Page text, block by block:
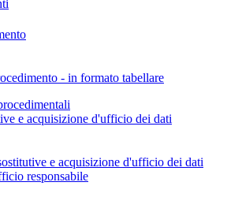
- in formato tabellare
e acquisizione d'ufficio dei dati
e acquisizione d'ufficio dei dati
responsabile